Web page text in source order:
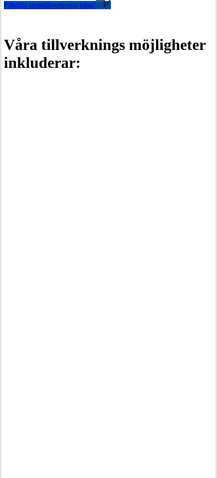
Påbörja serietillverkning idag!
Våra tillverknings möjligheter
inkluderar: